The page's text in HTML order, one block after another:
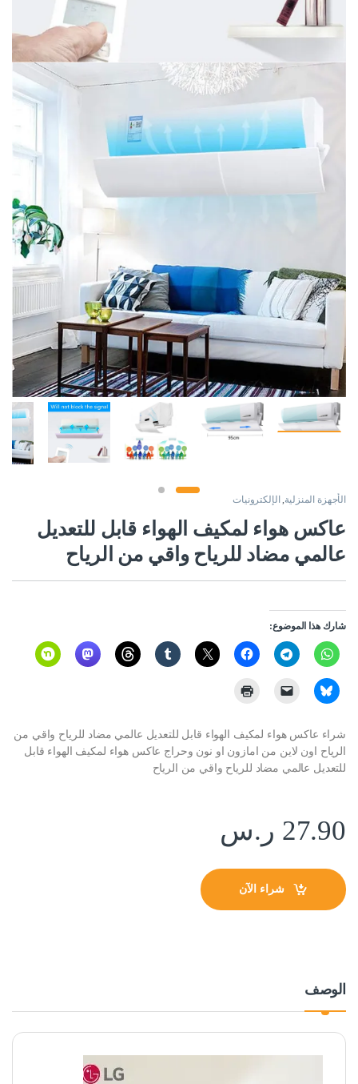
الأجهزة المنزلية,الإلكترونيات
عاكس هواء لمكيف الهواء قابل للتعديل
عالمي مضاد للرياح واقي من الرياح
شارك هذا الموضوع:
شراء عاكس هواء لمكيف الهواء قابل للتعديل عالمي مضاد للرياح واقي من
الرياح اون لاين من امازون او نون وحراج عاكس هواء لمكيف الهواء قابل
للتعديل عالمي مضاد للرياح واقي من الرياح
27.90 ر.س
شراء الآن
الوصف